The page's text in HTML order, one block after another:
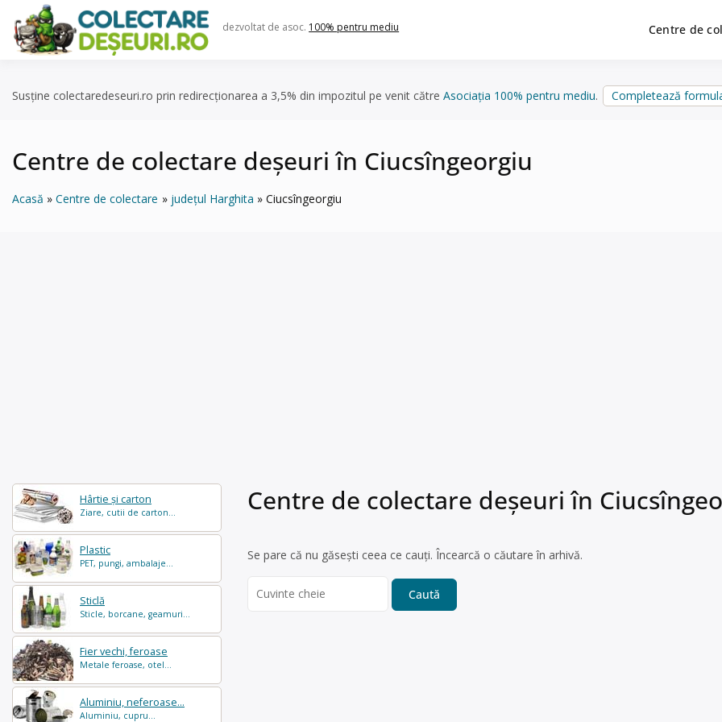
content
dezvoltat de asoc. 100% pentru mediu Centre de
Susține colectaredeseuri.ro prin redirecționarea a 3,5% din impozitul pe venit către Asociația 100% pentru mediu. Completează
Centre de colectare deșeuri în Ciucsîngeorgiu
Acasă Centre de colectare județul Harghita Ciucsîngeorgiu
Hârtie și carton
Ziare, cutii de carton...
Plastic
PET, pungi, ambalaje...
Sticlă
Sticle, borcane, geamuri...
Fier vechi, feroase
Metale feroase, otel...
Aluminiu, neferoase...
Aluminiu, cupru...
Centre de colectare deșeuri în
Se pare că nu găsești ceea ce cauți. Încearcă o căutare în arhivă.
for: